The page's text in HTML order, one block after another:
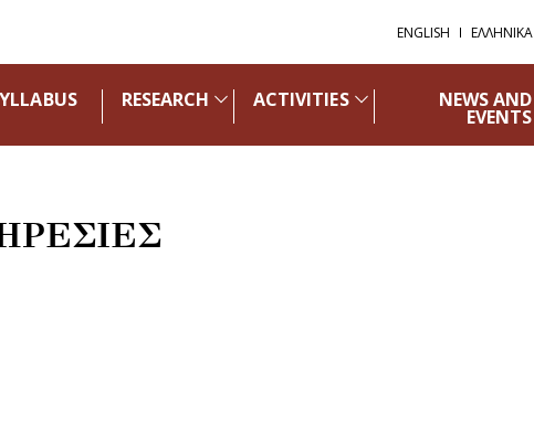
ENGLISH ΕΛΛΗΝΙΚΑ
RESEARCH ACTIVITIES NEWS AND
EVENTS